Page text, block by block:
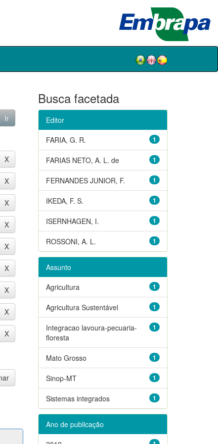
Busca facetada
Editor
1
FARIA, G. R.
1
FARIAS NETO, A. L. de
1
FERNANDES JUNIOR, F.
1
IKEDA, F. S.
1
ISERNHAGEN, I.
1
ROSSONI, A. L.
Assunto
1
Agricultura
1
Agricultura Sustentável
1
Integracao lavoura-pecuaria-
floresta
1
Mato Grosso
1
Sinop-MT
1
Sistemas integrados
Ano de publicação